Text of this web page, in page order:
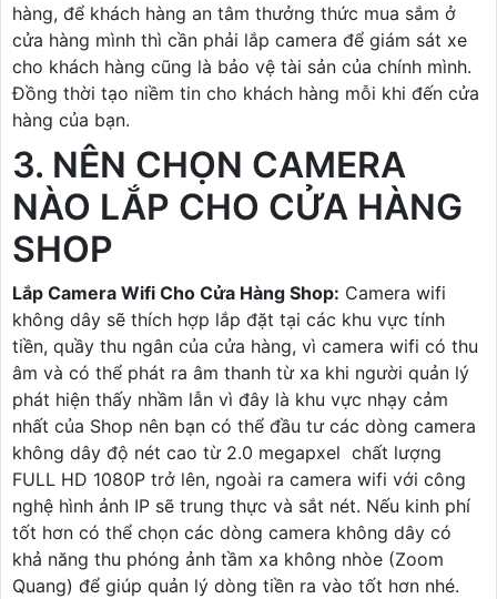
hàng, để khách hàng an tâm thưởng thức mua sắm ở
cửa hàng mình thì cần phải lắp camera để giám sát xe
cho khách hàng cũng là bảo vệ tài sản của chính mình.
Đồng thời tạo niềm tin cho khách hàng mỗi khi đến cửa
hàng của bạn.
3. NÊN CHỌN CAMERA
NÀO LẮP CHO CỬA HÀNG
SHOP
Lắp Camera Wifi Cho Cửa Hàng Shop: Camera wifi
không dây sẽ thích hợp lắp đặt tại các khu vực tính
tiền, quầy thu ngân của cửa hàng, vì camera wifi có thu
âm và có thể phát ra âm thanh từ xa khi người quản lý
phát hiện thấy nhầm lẫn vì đây là khu vực nhạy cảm
nhất của Shop nên bạn có thể đầu tư các dòng camera
không dây độ nét cao từ 2.0 megapxel chất lượng
FULL HD 1080P trở lên, ngoài ra camera wifi với công
nghệ hình ảnh IP sẽ trung thực và sắt nét. Nếu kinh phí
tốt hơn có thể chọn các dòng camera không dây có
khả năng thu phóng ảnh tầm xa không nhòe (Zoom
Quang) để giúp quản lý dòng tiền ra vào tốt hơn nhé.